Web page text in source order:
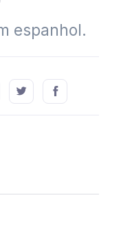
espanhol.